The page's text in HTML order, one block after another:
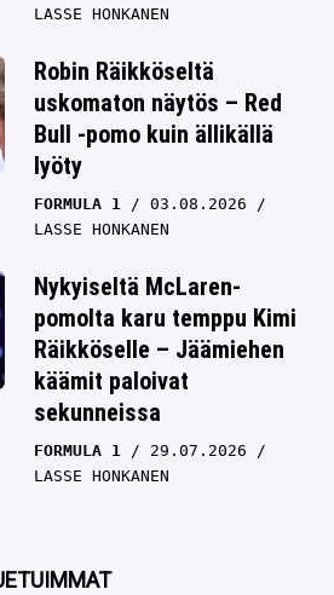
LASSE HONKANEN
Robin Räikköseltä
uskomaton näytös – Red
Bull -pomo kuin ällikällä
lyöty
FORMULA 1
03.08.2026
LASSE HONKANEN
Nykyiseltä McLaren-
pomolta karu temppu Kimi
Räikköselle – Jäämiehen
käämit paloivat
sekunneissa
FORMULA 1
29.07.2026
LASSE HONKANEN